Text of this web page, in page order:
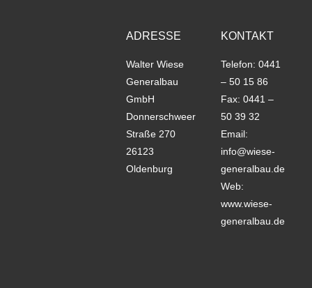
ADRESSE
Walter Wiese
Generalbau
GmbH
Donnerschweer
Straße 270
26123
Oldenburg
KONTAKT
Telefon: 0441
– 50 15 86
Fax: 0441 –
50 39 32
Email:
info@wiese-
generalbau.de
Web:
www.wiese-
generalbau.de